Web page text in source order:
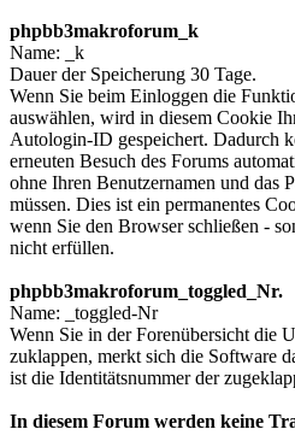
phpbb3makroforum_k
Name: _k
Dauer der Speicherung 30 Tage.
Wenn Sie beim Einloggen die
auswählen, wird in diesem Cookie
Autologin-ID gespeichert. Dadurch
erneuten Besuch des Forums
ohne Ihren Benutzernamen und das
müssen. Dies ist ein permanentes
wenn Sie den Browser schließen -
nicht erfüllen.
phpbb3makroforum_toggled_Nr.
Name: _toggled-Nr
Wenn Sie in der Forenübersicht die
zuklappen, merkt sich die Software
ist die Identitätsnummer der
In diesem Forum werden keine